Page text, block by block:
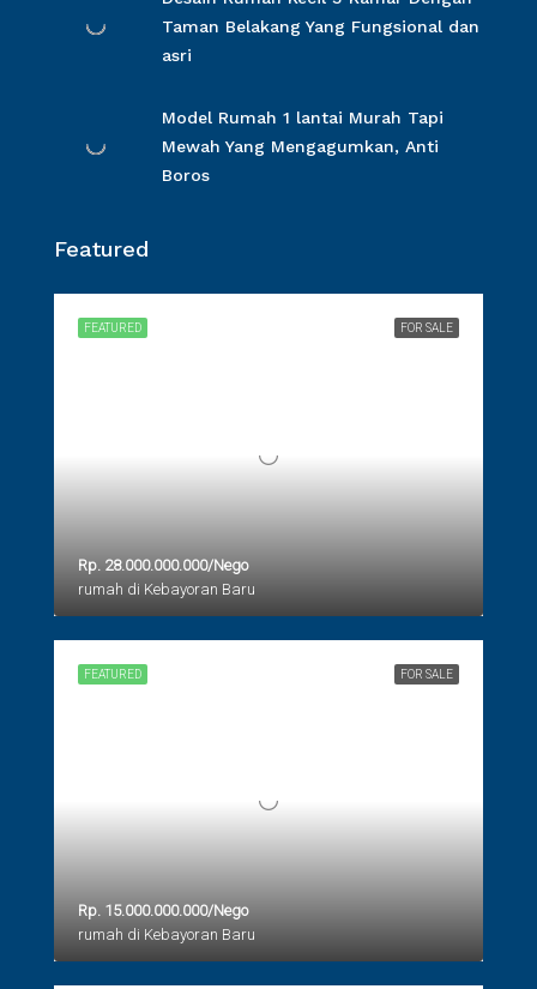
Taman Belakang Yang Fungsional dan
asri
Model Rumah 1 lantai Murah Tapi
Mewah Yang Mengagumkan, Anti
Boros
Featured
FOR SALE
FEATURED
Rp. 28.000.000.000/Nego
rumah di Kebayoran Baru
FOR SALE
FEATURED
Rp. 15.000.000.000/Nego
rumah di Kebayoran Baru